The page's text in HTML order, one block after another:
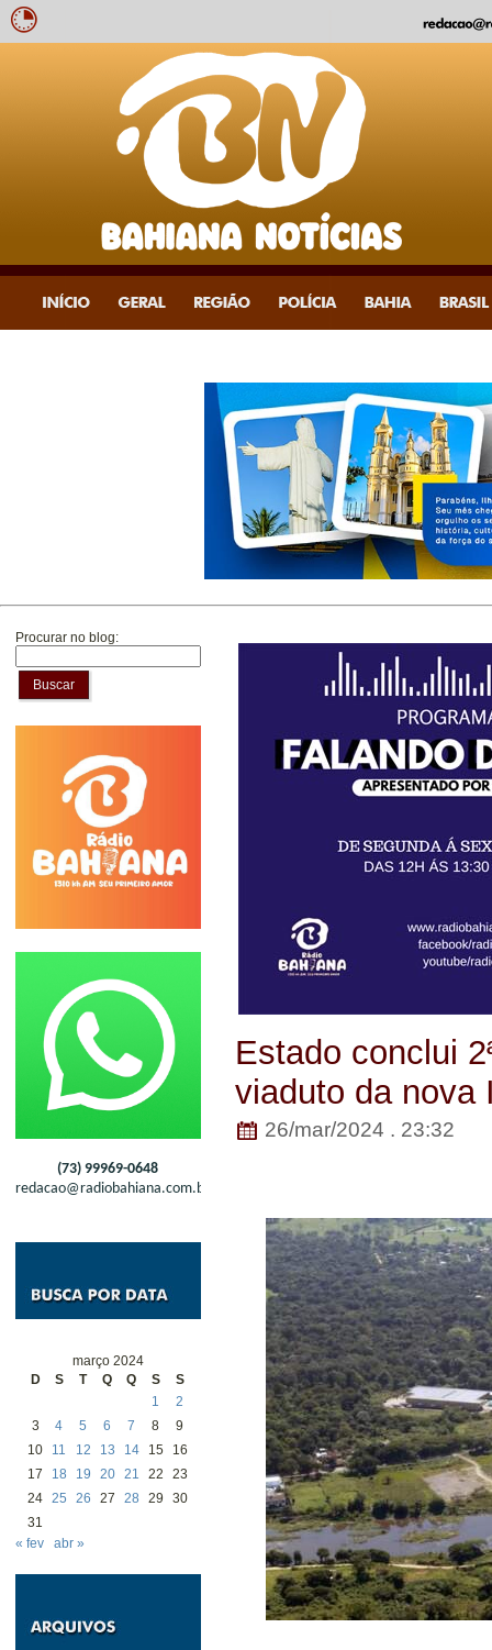
Procurar no blog:
Buscar
(73) 99969-0648
redacao@radiobahiana.com.br
março 2024
D
S T Q Q S
S
1
2
3
4 5 6 7 8
9
10
11 12 13 14 15
16
17
18 19 20 21 22
23
24 25 26 27 28 29
30
31
« fev
abr »
Estado conclui
viaduto da nova
26/mar/2024 . 23:32